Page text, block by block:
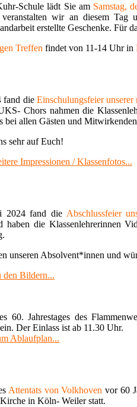
Schule lädt Sie am Samstag,
veranstalten wir an diesem Tag
erstellte Geschenke. Für
Treffen findet von 11-14 Uhr in
fand die Einschulungsfeier unserer
Chors nahmen die
bei allen Gästen und
sehr auf Euch!
Impressionen / Klassenfotos...
2024 fand die Abschlussfeier
haben die Klassenlehrerinnen
unseren Absolvent*innen und
den Bildern...
60. Jahrestages des
Der Einlass ist ab 11.30 Uhr.
Ablaufplan...
Attentats von Volkhovenvor 60
Kirche in Köln- Weiler statt.